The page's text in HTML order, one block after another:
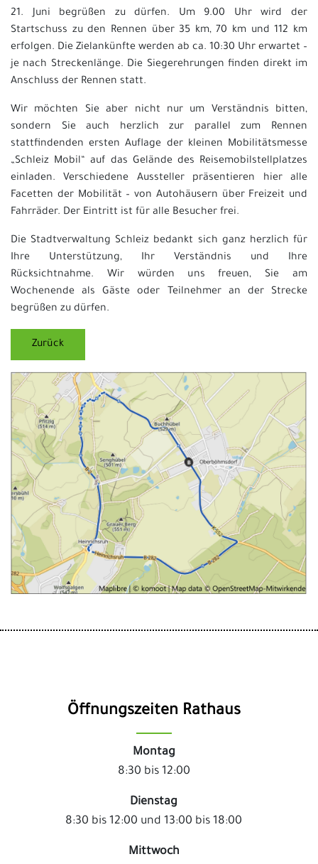
21. Juni begrüßen zu dürfen. Um 9.00 Uhr wird der
Startschuss zu den Rennen über 35 km, 70 km und 112 km
erfolgen. Die Zielankünfte werden ab ca. 10:30 Uhr erwartet –
je nach Streckenlänge. Die Siegerehrungen finden direkt im
Anschluss der Rennen statt.
Wir möchten Sie aber nicht nur um Verständnis bitten,
sondern Sie auch herzlich zur parallel zum Rennen
stattfindenden ersten Auflage der kleinen Mobilitätsmesse
„Schleiz Mobil“ auf das Gelände des Reisemobilstellplatzes
einladen. Verschiedene Aussteller präsentieren hier alle
Facetten der Mobilität – von Autohäusern über Freizeit und
Fahrräder. Der Eintritt ist für alle Besucher frei.
Die Stadtverwaltung Schleiz bedankt sich ganz herzlich für
Ihre Unterstützung, Ihr Verständnis und Ihre
Rücksichtnahme. Wir würden uns freuen, Sie am
Wochenende als Gäste oder Teilnehmer an der Strecke
begrüßen zu dürfen.
Zurück
Öffnungszeiten Rathaus
Montag
8:30 bis 12:00
Dienstag
8:30 bis 12:00 und 13:00 bis 18:00
Mittwoch